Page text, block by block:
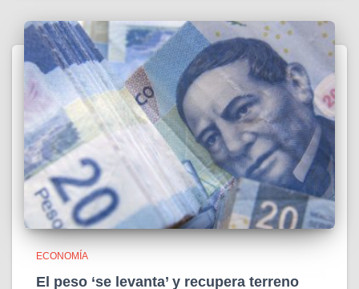
ECONOMÍA
El peso ‘se levanta’ y recupera terreno